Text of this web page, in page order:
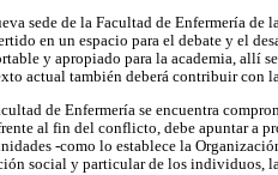
sede de la Facultad de Enfermería
en un espacio para el debate y el
y apropiado para la academia, allí
actual también deberá contribuir con
de Enfermería se encuentra
al fin del conflicto, debe apuntar a
-como lo establece la
social y particular de los individuos,